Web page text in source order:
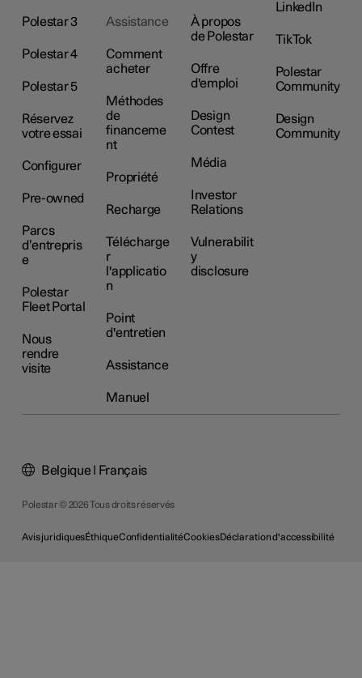
Polestar 3
Polestar 4
Polestar 5
Réservez
votre essai
Configurer
Pre-owned
Parcs
d’entrepris
e
Polestar
Fleet Portal
Nous
rendre
visite
Assistance
Comment
acheter
Méthodes
de
financeme
nt
Propriété
Recharge
Télécharge
r
l'applicatio
n
Point
d'entretien
Assistance
Manuel
À propos
de Polestar
Offre
d'emploi
Design
Contest
Média
Investor
Relations
Vulnerabilit
y
disclosure
LinkedIn
TikTok
Polestar
Community
Design
Community
Polestar © 2026 Tous droits réservés
Avis juridiquesÉthiqueConfidentialitéCookiesDéclaration d'accessibilité
Belgique | Français